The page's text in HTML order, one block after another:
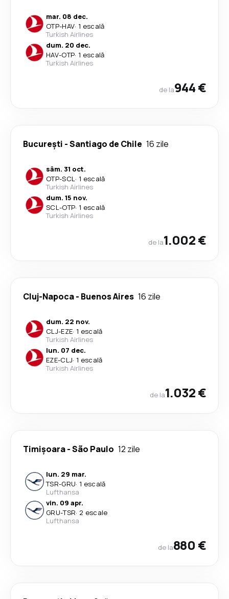
mar. 08 dec.
OTP-HAV· 1 escală
Turkish Airlines
dum. 20 dec.
HAV-OTP· 1 escală
Turkish Airlines
de la944 €
București -Santiago de Chile 16 zile
sâm. 31 oct.
OTP-SCL· 1 escală
Turkish Airlines
dum. 15 nov.
SCL-OTP· 1 escală
Turkish Airlines
de la1.002 €
Cluj-Napoca- Buenos Aires 16 zile
dum. 22 nov.
CLJ-EZE· 1 escală
Turkish Airlines
lun. 07 dec.
EZE-CLJ· 1 escală
Turkish Airlines
de la1.032 €
Timișoara-São Paulo 12 zile
lun. 29 mar.
TSR-GRU· 1 escală
Lufthansa
vin. 09 apr.
GRU-TSR· 2 escale
Lufthansa
de la880 €